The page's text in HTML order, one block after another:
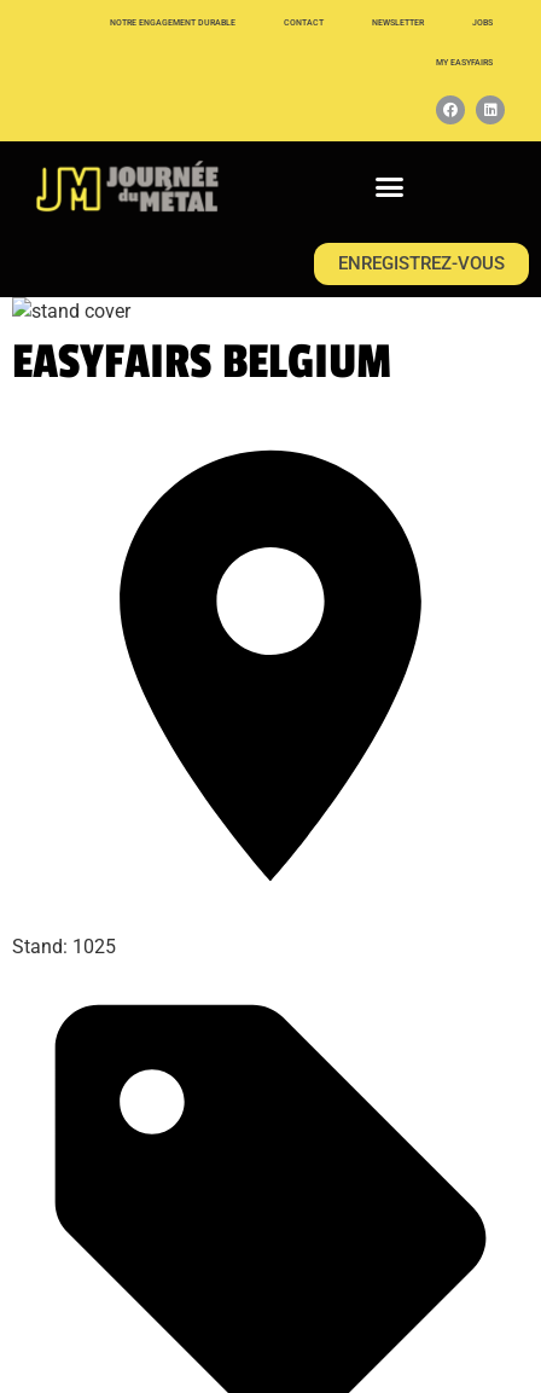
NOTRE ENGAGEMENT DURABLE CONTACT NEWSLETTER JOBS
MY EASYFAIRS
ENREGISTREZ-VOUS
EASYFAIRS BELGIUM
Stand: 1025